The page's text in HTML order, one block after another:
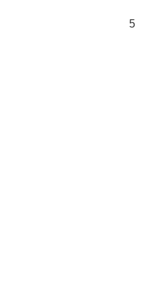
5